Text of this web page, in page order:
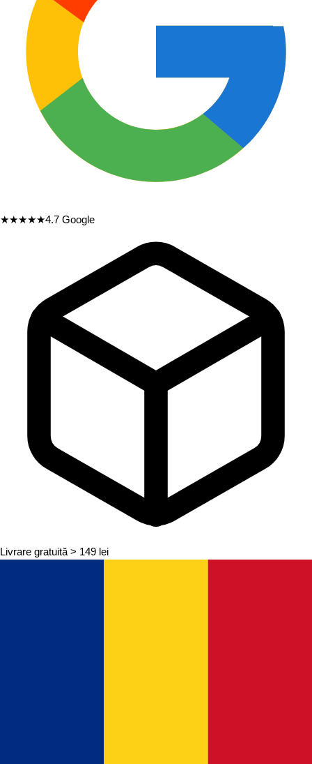
★★★★★4.7 Google
Livrare gratuită > 149 lei